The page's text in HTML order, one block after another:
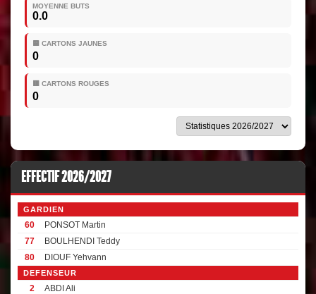
MOYENNE BUTS
0.0
🟨 CARTONS JAUNES
0
🟥 CARTONS ROUGES
0
EFFECTIF 2026/2027
GARDIEN
60
PONSOT Martin
77
BOULHENDI Teddy
80
DIOUF Yehvann
DEFENSEUR
2
ABDI Ali